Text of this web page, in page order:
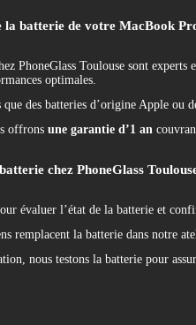
batterie de votre MacBook
PhoneGlass Toulouse sont
optimales.
que des batteries d’origine Apple ou
offrons une garantie d’1 an
chez PhoneGlass
évaluer l’état de la batterie et
remplacent la batterie dans notre
nous testons la batterie pour